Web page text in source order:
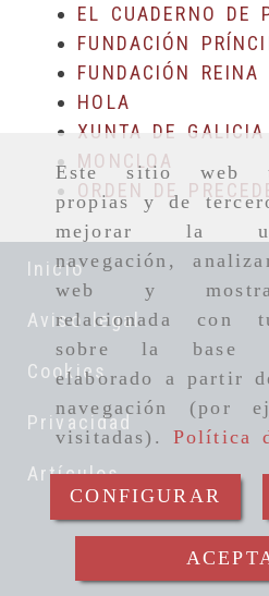
Este sitio web
propias y de
mejorar la
navegación,
web y
relacionada con
sobre la base
elaborado a partir
navegación (por
visitadas). Política
CONFIGURAR
EL CUADERNO DE
FUNDACIÓN
FUNDACIÓN REINA
HOLA
XUNTA DE GALICIA
MONCLOA
ORDEN DE
Inicio
Aviso legal
Cookies
Privacidad
Artículos